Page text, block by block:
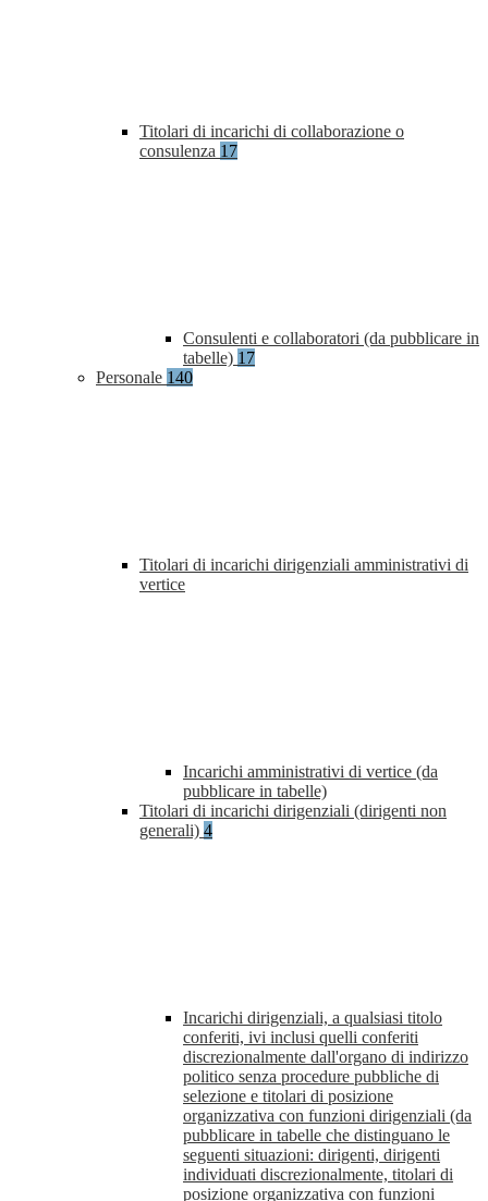
Titolari di incarichi di collaborazione o
consulenza 17
Consulenti e collaboratori (da pubblicare in
tabelle) 17
Personale 140
Titolari di incarichi dirigenziali amministrativi di
vertice
Incarichi amministrativi di vertice (da
pubblicare in tabelle)
Titolari di incarichi dirigenziali (dirigenti non
generali) 4
Incarichi dirigenziali, a qualsiasi titolo
conferiti, ivi inclusi quelli conferiti
discrezionalmente dall'organo di indirizzo
politico senza procedure pubbliche di
selezione e titolari di posizione
organizzativa con funzioni dirigenziali (da
pubblicare in tabelle che distinguano le
seguenti situazioni: dirigenti, dirigenti
individuati discrezionalmente, titolari di
posizione organizzativa con funzioni